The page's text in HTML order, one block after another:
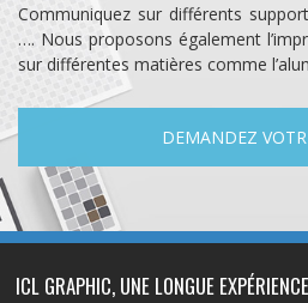
Communiquez sur différents
…. Nous proposons également
sur différentes matières comme
DEMANDEZ
ICL GRAPHIC, UNE LONGUE